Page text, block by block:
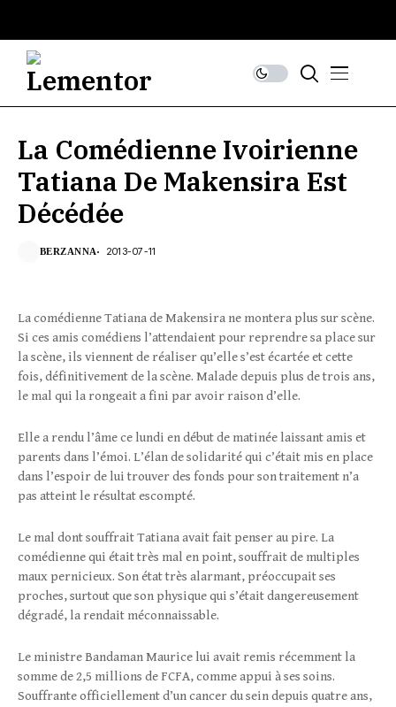
La Comédienne Ivoirienne
Tatiana De Makensira Est
Décédée
BERZANNA 2013-07-11
La comédienne Tatiana de Makensira ne montera plus sur scène.
Si ces amis comédiens l’attendaient pour reprendre sa place sur
la scène, ils viennent de réaliser qu’elle s’est écartée et cette
fois, définitivement de la scène. Malade depuis plus de trois ans,
le mal qui la rongeait a fini par avoir raison d’elle.
Elle a rendu l’âme ce lundi en début de matinée laissant amis et
parents dans l’émoi. L’élan de solidarité qui c’était mis en place
dans l’espoir de lui trouver des fonds pour son traitement n’a
pas atteint le résultat escompté.
Le mal dont souffrait Tatiana avait fait penser au pire. La
comédienne qui était très mal en point, souffrait de multiples
maux pernicieux. Son état très alarmant, préoccupait ses
proches, surtout que son physique qui s’était dangereusement
dégradé, la rendait méconnaissable.
Le ministre Bandaman Maurice lui avait remis récemment la
somme de 2,5 millions de FCFA, comme appui à ses soins.
Souffrante officiellement d’un cancer du sein depuis quatre ans,